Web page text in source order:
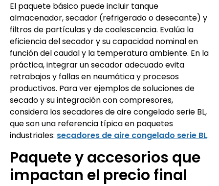
El paquete básico puede incluir tanque
almacenador, secador (refrigerado o desecante) y
filtros de partículas y de coalescencia. Evalúa la
eficiencia del secador y su capacidad nominal en
función del caudal y la temperatura ambiente. En la
práctica, integrar un secador adecuado evita
retrabajos y fallas en neumática y procesos
productivos. Para ver ejemplos de soluciones de
secado y su integración con compresores,
considera los secadores de aire congelado serie BL,
que son una referencia típica en paquetes
industriales: secadores de aire congelado serie BL.
Paquete y accesorios que
impactan el precio final